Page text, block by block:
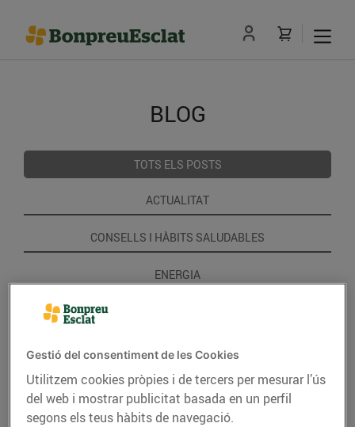
BLOG
TOTS ELS POSTS
ACTUALITAT
CONSELLS I HÀBITS SALUDABLES
ENERGIA
GASTRONOMIA I TRADICIONS
RECEPTES
Gestió del consentiment de les Cookies
Utilitzem cookies pròpies i de tercers per mesurar l’ús
del web i mostrar publicitat basada en un perfil
segons els teus hàbits de navegació.